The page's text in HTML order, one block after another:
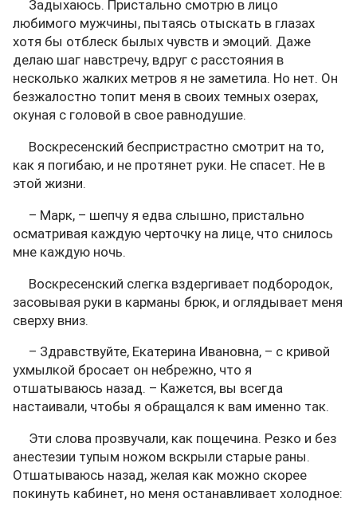
Задыхаюсь. Пристально смотрю в лицо
любимого мужчины, пытаясь отыскать в глазах
хотя бы отблеск былых чувств и эмоций. Даже
делаю шаг навстречу, вдруг с расстояния в
несколько жалких метров я не заметила. Но нет. Он
безжалостно топит меня в своих темных озерах,
окуная с головой в свое равнодушие.
Воскресенский беспристрастно смотрит на то,
как я погибаю, и не протянет руки. Не спасет. Не в
этой жизни.
– Марк, – шепчу я едва слышно, пристально
осматривая каждую черточку на лице, что снилось
мне каждую ночь.
Воскресенский слегка вздергивает подбородок,
засовывая руки в карманы брюк, и оглядывает меня
сверху вниз.
– Здравствуйте, Екатерина Ивановна, – с кривой
ухмылкой бросает он небрежно, что я
отшатываюсь назад. – Кажется, вы всегда
настаивали, чтобы я обращался к вам именно так.
Эти слова прозвучали, как пощечина. Резко и без
анестезии тупым ножом вскрыли старые раны.
Отшатываюсь назад, желая как можно скорее
покинуть кабинет, но меня останавливает холодное: